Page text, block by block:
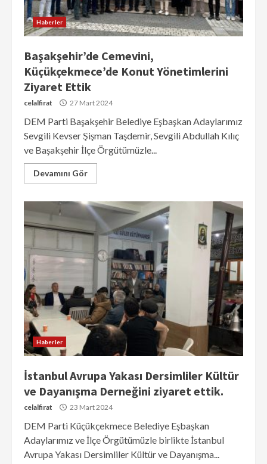
Haberler
Başakşehir’de Cemevini,
Küçükçekmece’de Konut Yönetimlerini
Ziyaret Ettik
celalfirat 27 Mart 2024
DEM Parti Başakşehir Belediye Eşbaşkan Adaylarımız
Sevgili Kevser Şişman Taşdemir, Sevgili Abdullah Kılıç
ve Başakşehir İlçe Örgütümüzle...
Devamını Gör
Haberler
İstanbul Avrupa Yakası Dersimliler Kültür
ve Dayanışma Derneğini ziyaret ettik.
celalfirat 23 Mart 2024
DEM Parti Küçükçekmece Belediye Eşbaşkan
Adaylarımız ve İlçe Örgütümüzle birlikte İstanbul
Avrupa Yakası Dersimliler Kültür ve Dayanışma...